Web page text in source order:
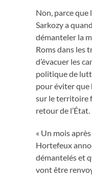
Non, parce que
Sarkozy a
démanteler la
Roms dans les
d’évacuer les
politique de
pour éviter que
sur le territoire
retour de l’État.
« Un mois
Hortefeux
démantelés et
vont être